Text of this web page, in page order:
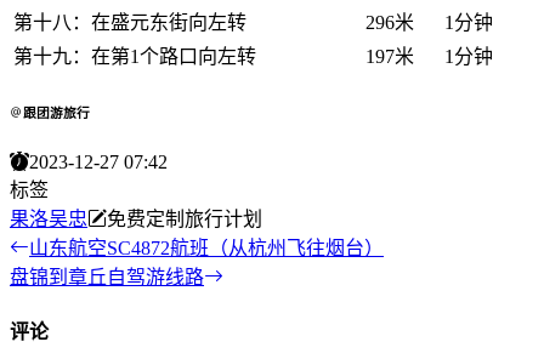
第十八：在盛元东街向左转 296米
1分钟
第十九：在第1个路口向左转
197米 1分钟
跟团游旅行
2023-12-27 07:42
标签
果洛吴忠
免费定制旅行计划
山东航空SC4872航班（从杭州飞往烟台）
盘锦到章丘自驾游线路
评论